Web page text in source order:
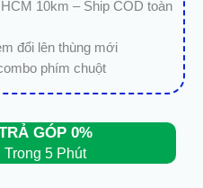
10km – Ship COD toàn
đổi lên thùng mới
phím chuột
GÓP 0%
5 Phút